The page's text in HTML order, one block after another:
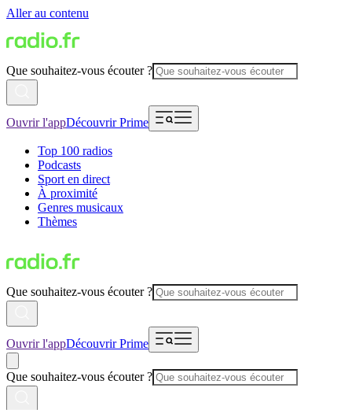
Aller au contenu
Que souhaitez-vous écouter ?
Ouvrir l'appDécouvrir Prime
Top 100 radios
Podcasts
Sport en direct
À proximité
Genres musicaux
Thèmes
Que souhaitez-vous écouter ?
Ouvrir l'appDécouvrir Prime
Que souhaitez-vous écouter ?